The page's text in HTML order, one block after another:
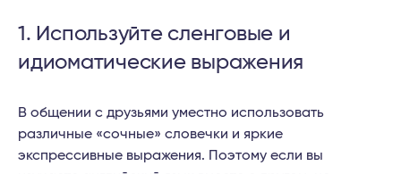
1. Используйте сленговые и
идиоматические выражения
В общении с друзьями уместно использовать
различные «сочные» словечки и яркие
экспрессивные выражения. Поэтому если вы